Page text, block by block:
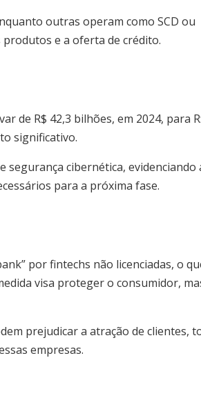
outras operam como SCD ou
produtos e a oferta de crédito.
de R$ 42,3 bilhões, em 2024, para
significativo.
segurança cibernética, evidenciando
para a próxima fase.
por fintechs não licenciadas, o
visa proteger o consumidor,
prejudicar a atração de clientes,
empresas.